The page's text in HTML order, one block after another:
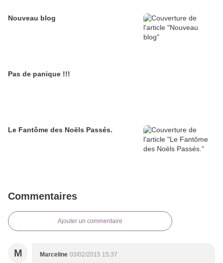
Nouveau blog
Pas de panique !!!
Le Fantôme des Noëls Passés.
Commentaires
Ajouter un commentaire
M Marceline 03/02/2015 15:37